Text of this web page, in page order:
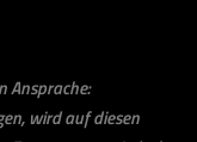
Ansprache:
wird auf diesen